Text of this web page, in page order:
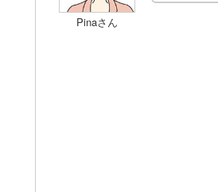
Pinaさん